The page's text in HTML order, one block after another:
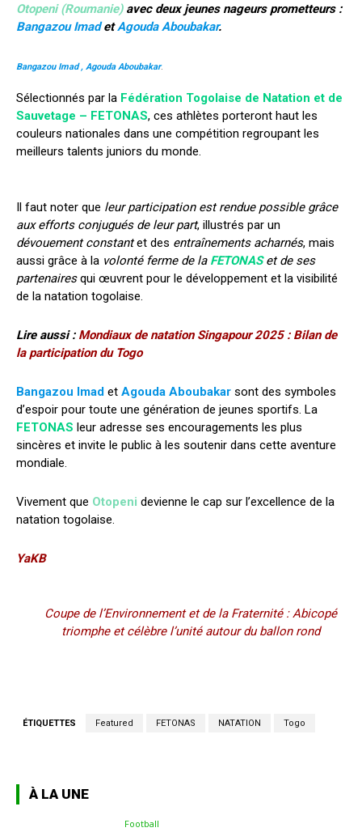
Otopeni (Roumanie)avec deux jeunes nageurs prometteurs :
Bangazou ImadetAgouda Aboubakar.
Bangazou Imad , Agouda Aboubakar.
Sélectionnés par la Fédération Togolaise de Natation et de
Sauvetage – FETONAS, ces athlètes porteront haut les
couleurs nationales dans une compétition regroupant les
meilleurs talents juniors du monde.
Il faut noter que leur participation est rendue possible grâce
aux efforts conjugués de leur part, illustrés par un
dévouement constantet des entraînements acharnés, mais
aussi grâce à la volonté ferme de la FETONASet de ses
partenairesqui œuvrent pour le développement et la visibilité
de la natation togolaise.
Lire aussi : Mondiaux de natation Singapour 2025 : Bilan de
la participation du Togo
Bangazou Imad et Agouda Aboubakar sont des symboles
d’espoir pour toute une génération de jeunes sportifs. La
FETONAS leur adresse ses encouragements les plus
sincères et invite le public à les soutenir dans cette aventure
mondiale.
Vivement que Otopeni devienne le cap sur l’excellence de la
natation togolaise.
YaKB
Coupe de l’Environnement et de la Fraternité : Abicopé
triomphe et célèbre l’unité autour du ballon rond
ÉTIQUETTES Featured FETONAS NATATION Togo
À LA UNE
Football